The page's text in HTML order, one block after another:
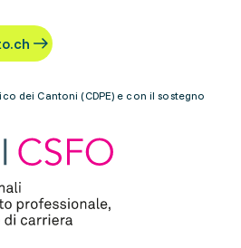
dei Cantoni (CDPE) e con il sostegno